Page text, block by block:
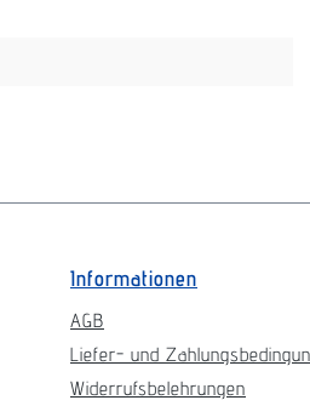
Informationen
AGB
Liefer- und
Widerrufsbelehrungen